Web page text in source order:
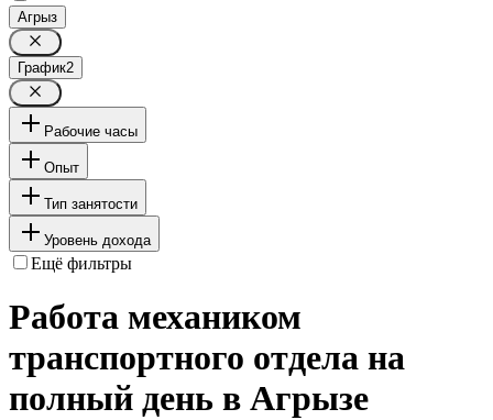
Агрыз
График2
Рабочие часы
Опыт
Тип занятости
Уровень дохода
Ещё фильтры
Работа механиком
транспортного отдела на
полный день в Агрызе